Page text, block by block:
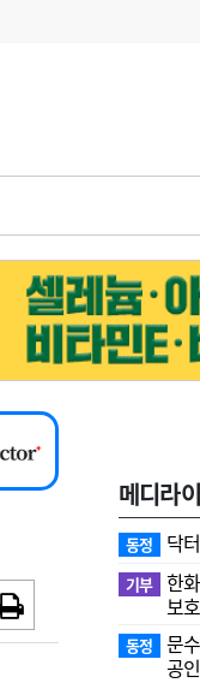
지침·
메디라
동정 닥
기부 한
보
동정
문
공